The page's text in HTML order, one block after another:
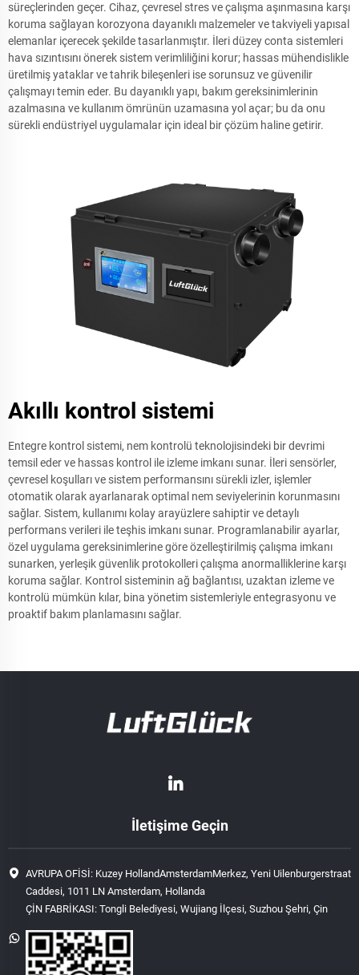
süreçlerinden geçer. Cihaz, çevresel stres ve çalışma aşınmasına karşı
koruma sağlayan korozyona dayanıklı malzemeler ve takviyeli yapısal
elemanlar içerecek şekilde tasarlanmıştır. İleri düzey conta sistemleri
hava sızıntısını önerek sistem verimliliğini korur; hassas mühendislikle
üretilmiş yataklar ve tahrik bileşenleri ise sorunsuz ve güvenilir
çalışmayı temin eder. Bu dayanıklı yapı, bakım gereksinimlerinin
azalmasına ve kullanım ömrünün uzamasına yol açar; bu da onu
sürekli endüstriyel uygulamalar için ideal bir çözüm haline getirir.
Akıllı kontrol sistemi
Entegre kontrol sistemi, nem kontrolü teknolojisindeki bir devrimi
temsil eder ve hassas kontrol ile izleme imkanı sunar. İleri sensörler,
çevresel koşulları ve sistem performansını sürekli izler, işlemler
otomatik olarak ayarlanarak optimal nem seviyelerinin korunmasını
sağlar. Sistem, kullanımı kolay arayüzlere sahiptir ve detaylı
performans verileri ile teşhis imkanı sunar. Programlanabilir ayarlar,
özel uygulama gereksinimlerine göre özelleştirilmiş çalışma imkanı
sunarken, yerleşik güvenlik protokolleri çalışma anormalliklerine karşı
koruma sağlar. Kontrol sisteminin ağ bağlantısı, uzaktan izleme ve
kontrolü mümkün kılar, bina yönetim sistemleriyle entegrasyonu ve
proaktif bakım planlamasını sağlar.
İletişime Geçin
AVRUPA OFİSİ: Kuzey HollandAmsterdamMerkez, Yeni Uilenburgerstraat
Caddesi, 1011 LN Amsterdam, Hollanda
ÇİN FABRİKASI: Tongli Belediyesi, Wujiang İlçesi, Suzhou Şehri, Çin